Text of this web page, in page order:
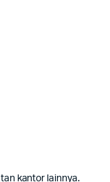
kantor lainnya.